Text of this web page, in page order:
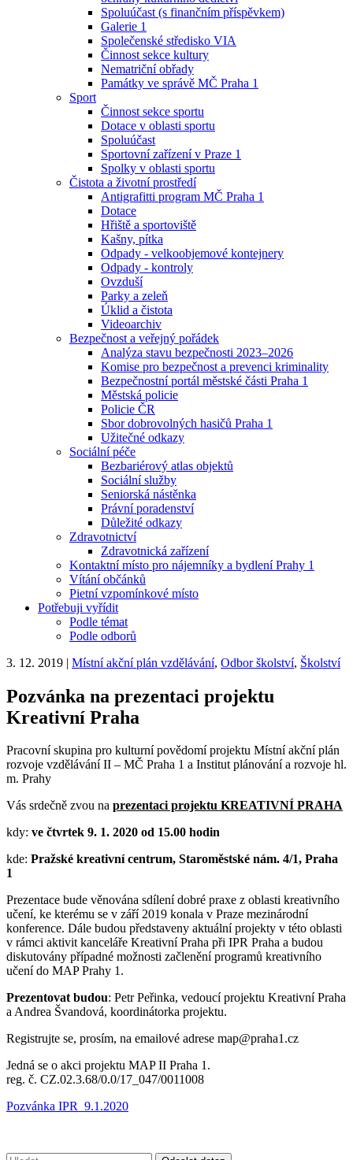
Spoluúčast (s finančním příspěvkem)
Galerie 1
Společenské středisko VIA
Činnost sekce kultury
Nematriční obřady
Památky ve správě MČ Praha 1
Sport
Činnost sekce sportu
Dotace v oblasti sportu
Spoluúčast
Sportovní zařízení v Praze 1
Spolky v oblasti sportu
Čistota a životní prostředí
Antigrafitti program MČ Praha 1
Dotace
Hřiště a sportoviště
Kašny, pítka
Odpady - velkoobjemové kontejnery
Odpady - kontroly
Ovzduší
Parky a zeleň
Úklid a čistota
Videoarchiv
Bezpečnost a veřejný pořádek
Analýza stavu bezpečnosti 2023–2026
Komise pro bezpečnost a prevenci kriminality
Bezpečnostní portál městské části Praha 1
Městská policie
Policie ČR
Sbor dobrovolných hasičů Praha 1
Užitečné odkazy
Sociální péče
Bezbariérový atlas objektů
Sociální služby
Seniorská nástěnka
Právní poradenství
Důležité odkazy
Zdravotnictví
Zdravotnická zařízení
Kontaktní místo pro nájemníky a bydlení Prahy 1
Vítání občánků
Pietní vzpomínkové místo
Potřebuji vyřídit
Podle témat
Podle odborů
3. 12. 2019 | Místní akční plán vzdělávání, Odbor školství, Školství
Pozvánka na prezentaci projektu
Kreativní Praha
Pracovní skupina pro kulturní povědomí projektu Místní akční plán
rozvoje vzdělávání II – MČ Praha 1 a Institut plánování a rozvoje hl.
m. Prahy
Vás srdečně zvou na prezentaci projektu KREATIVNÍ PRAHA
kdy: ve čtvrtek 9. 1. 2020 od 15.00 hodin
kde: Pražské kreativní centrum, Staroměstské nám. 4/1, Praha
1
Prezentace bude věnována sdílení dobré praxe z oblasti kreativního
učení, ke kterému se v září 2019 konala v Praze mezinárodní
konference. Dále budou představeny aktuální projekty v této oblasti
v rámci aktivit kanceláře Kreativní Praha při IPR Praha a budou
diskutovány případné možnosti začlenění programů kreativního
učení do MAP Prahy 1.
Prezentovat budou: Petr Peřinka, vedoucí projektu Kreativní Praha
a Andrea Švandová, koordinátorka projektu.
Registrujte se, prosím, na emailové adrese map@praha1.cz
Jedná se o akci projektu MAP II Praha 1.
reg. č. CZ.02.3.68/0.0/17_047/0011008
Pozvánka IPR_9.1.2020